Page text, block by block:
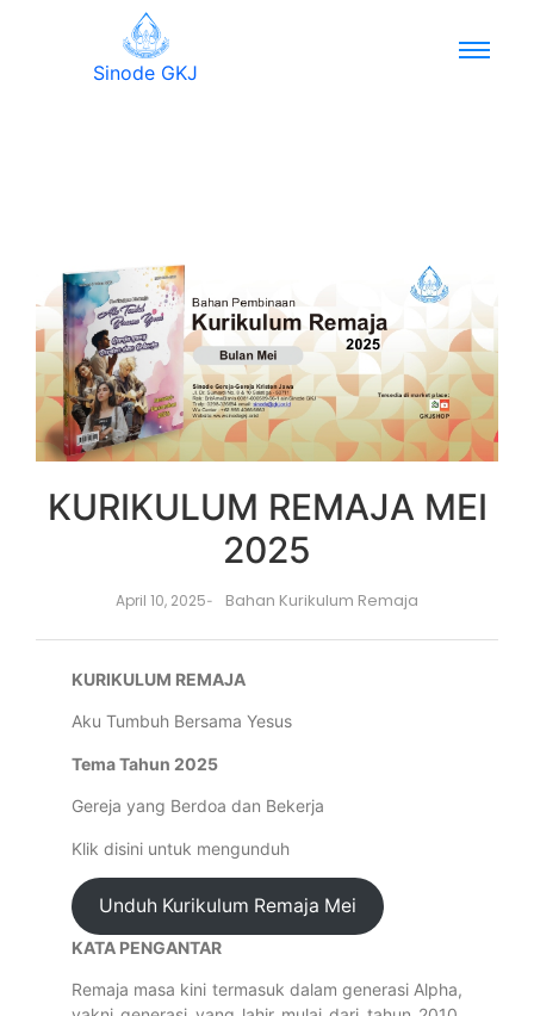
Sinode GKJ
KURIKULUM REMAJA MEI
2025
April 10, 2025- Bahan Kurikulum Remaja
KURIKULUM REMAJA
Aku Tumbuh Bersama Yesus
Tema Tahun 2025
Gereja yang Berdoa dan Bekerja
Klik disini untuk mengunduh
Unduh Kurikulum Remaja Mei
KATA PENGANTAR
Remaja masa kini termasuk dalam generasi Alpha,